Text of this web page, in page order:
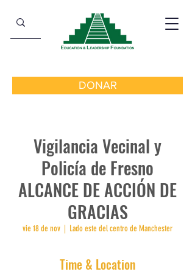
DONAR
Vigilancia Vecinal y
Policía de Fresno
ALCANCE DE ACCIÓN DE
GRACIAS
vie 18 de nov
  |
Lado este del centro de Manchester
Time & Location